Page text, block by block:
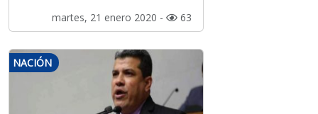
martes, 21 enero 2020 - 63
NACIÓN